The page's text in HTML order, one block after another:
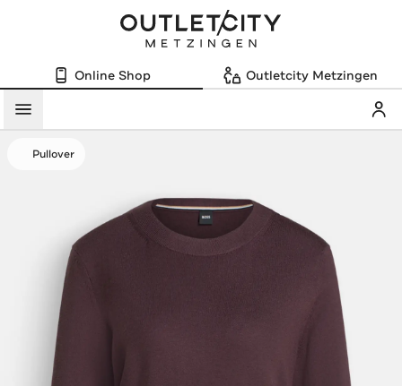
Online Shop Outletcity Metzingen
Menü
Pullover